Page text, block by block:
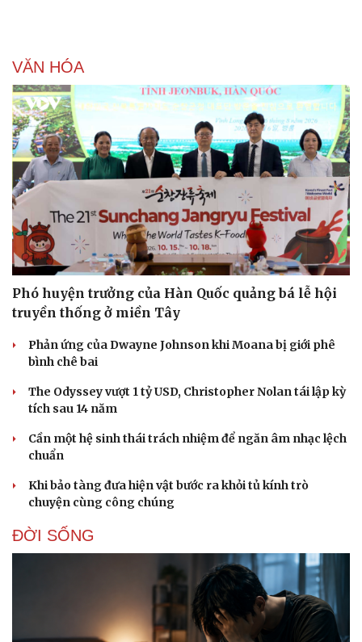
Doanh nghiệp
Thông tin doanh nghiệp
Doanh nghiệp 24h
Doanh nhân
Vì cộng đồng
Sành điệu
Tin Công nghệ
Trải nghiệm
Chuyển đổi số
VĂN HÓA
Phó huyện trưởng của Hàn Quốc quảng bá lễ hội
truyền thống ở miền Tây
Phản ứng của Dwayne Johnson khi Moana bị giới phê
bình chê bai
The Odyssey vượt 1 tỷ USD, Christopher Nolan tái lập kỳ
tích sau 14 năm
Cần một hệ sinh thái trách nhiệm để ngăn âm nhạc lệch
chuẩn
Khi bảo tàng đưa hiện vật bước ra khỏi tủ kính trò
chuyện cùng công chúng
ĐỜI SỐNG